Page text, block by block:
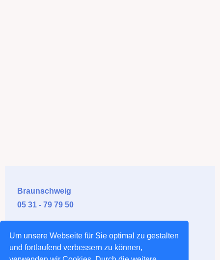
Um unsere Webseite für Sie optimal zu gestalten
und fortlaufend verbessern zu können,
Braunschweig
05 31 - 79 79 50